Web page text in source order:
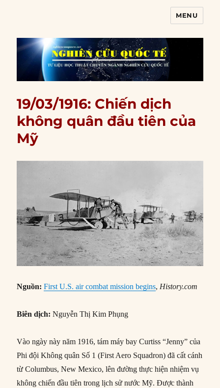
MENU
19/03/1916: Chiến dịch
không quân đầu tiên của
Mỹ
Nguồn:First U.S. air combat mission begins,History.com
Biên dịch: Nguyễn Thị Kim Phụng
Vào ngày này năm 1916, tám máy bay Curtiss “Jenny” của
Phi đội Không quân Số 1 (First Aero Squadron) đã cất cánh
từ Columbus, New Mexico, lên đường thực hiện nhiệm vụ
không chiến đầu tiên trong lịch sử nước Mỹ. Được thành